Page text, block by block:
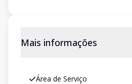
Mais informações
Área de Serviço